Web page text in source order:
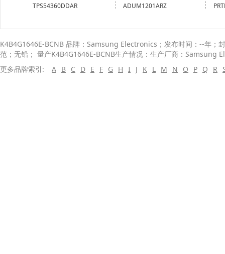
TPS54360DDAR ADUM1201ARZ
K4B4G1646E-BCNB 品牌：Samsung Electronics；发布时间：--年；
范；无铅； 量产K4B4G1646E-BCNB生产情况：生产厂商：Samsung
更多品牌索引:
A B C D E F G H I J K L M N O P Q R